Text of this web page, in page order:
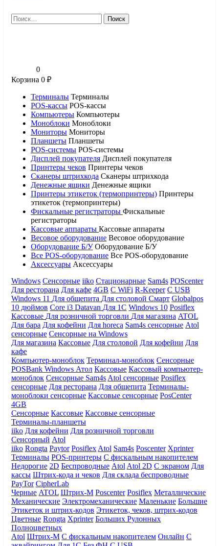
Найти:
0
Корзина 0 ₽
Терминалы Терминалы
POS-кассы POS-кассы
Компьютеры Компьютеры
Моноблоки Моноблоки
Мониторы Мониторы
Планшеты Планшеты
POS-системы POS-системы
Дисплей покупателя Дисплей покупателя
Принтеры чеков Принтеры чеков
Сканеры штрихкода Сканеры штрихкода
Денежные ящики Денежные ящики
Принтеры этикеток (термопринтеры) Принтеры
этикеток (термопринтеры)
Фискальные регистраторы Фискальные
регистраторы
Кассовые аппараты Кассовые аппараты
Весовое оборудование Весовое оборудование
Оборудование Б/У Оборудование Б/У
Все POS-оборудование Все POS-оборудование
Аксессуары Аксессуары
Windows Сенсорные iiko Стационарные Sam4s POScenter
Для ресторана Для кафе 4GB С WiFi R-Keeper С USB
Windows 11 Для общепита Для столовой Смарт Globalpos
10 дюймов Core i3 Datavan Для 1С Windows 10 Posiflex
Кассовые Для розничной торговли Для магазина ATOL
Для бара Для кофейни Для horeca Sam4s сенсорные Atol
сенсорные Сенсорные на Windows
Для магазина Кассовые Для столовой Для кофейни Для
кафе
Компьютер-моноблок Терминал-моноблок Сенсорные
POSBank Windows Атол Кассовые Кассовый компьютер-
моноблок Сенсорные Sam4s Atol сенсорные Posiflex
сенсорные Для ресторана Для общепита Терминалы-
моноблоки сенсорные Кассовые сенсорные PosCenter
4GB
Сенсорные Кассовые Кассовые сенсорные
Терминалы-планшеты
iiko Для кофейни Для розничной торговли
Сенсорный Atol
iiko Rongta Paytor Posiflex Atol Sam4s Poscenter Xprinter
Терминалы POS-принтеры С фискальным накопителем
Недорогие 2D Беспроводные Atol Atol 2D С экраном Для
кассы Штрих-кода и чеков Для склада беспроводные
PayTor CipherLab
Черные ATOL Штрих-М Poscenter Posiflex Металлические
Механические Электромеханические Маленькие Большие
Этикеток и штрих-кодов Этикеток, чеков, штрих-кодов
Цветные Rongta Xprinter Больших Рулонных
Полноцветных
Atol Штрих-М С фискальным накопителем Онлайн С